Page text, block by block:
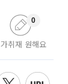
취재 원해요
0